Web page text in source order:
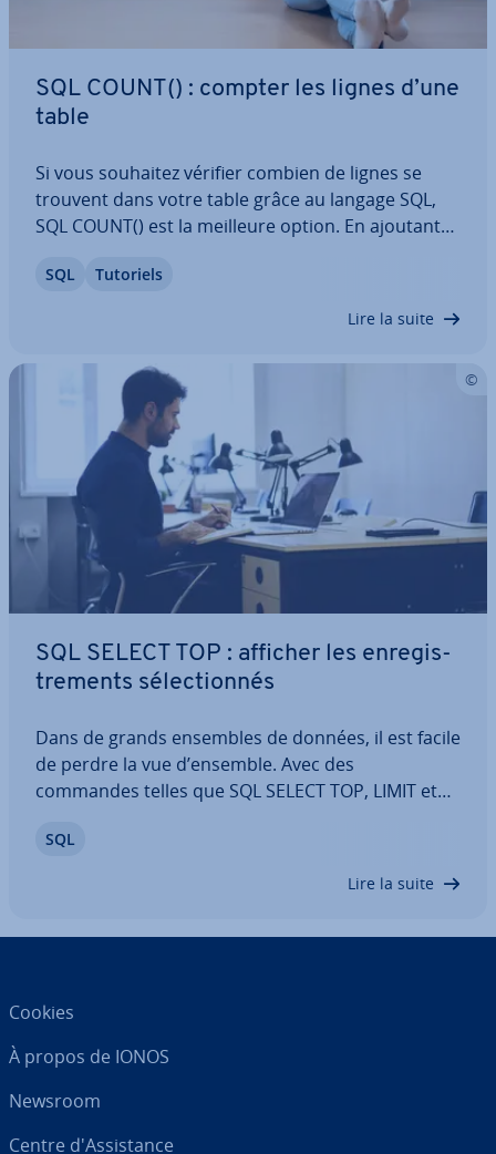
SQL COUNT() : compter les lignes d’une
table
Si vous souhaitez vérifier combien de lignes se
trouvent dans votre table grâce au langage SQL,
SQL COUNT() est la meilleure option. En ajoutant
de spécifier encore plus votre requête de
SQL Tutoriels
Lire la suite
SQL SELECT TOP : afficher les en­re­gis­
tre­ments sé­lec­tion­nés
Dans de grands ensembles de données, il est facile
de perdre la vue d’ensemble. Avec des
commandes telles que SQL SELECT TOP, LIMIT et
gis­tre­ments affichés à une quantité spé­ci­fique
SQL
Lire la suite
Cookies
À propos de IONOS
Newsroom
Centre d'As­sis­tance